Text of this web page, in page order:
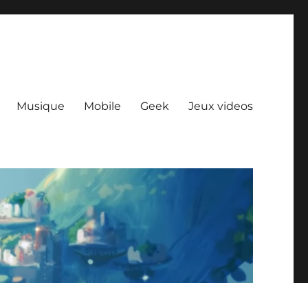
Musique Mobile Geek Jeux videos